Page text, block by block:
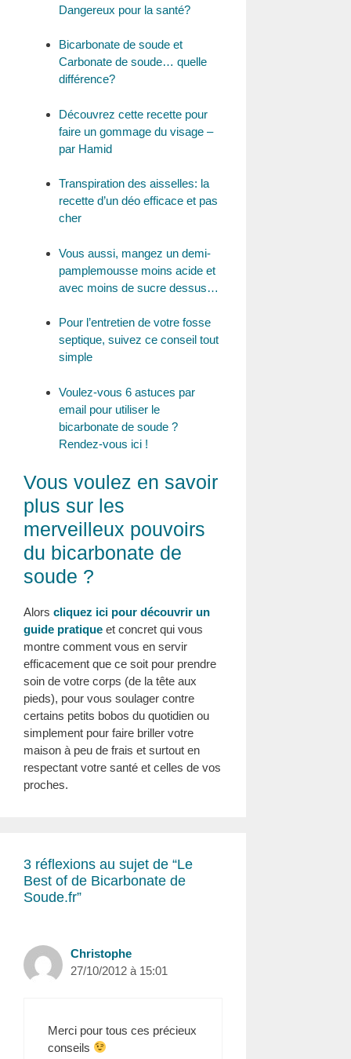
Dangereux pour la santé?
Bicarbonate de soude et
Carbonate de soude… quelle
différence?
Découvrez cette recette pour
faire un gommage du visage –
par Hamid
Transpiration des aisselles: la
recette d’un déo efficace et pas
cher
Vous aussi, mangez un demi-
pamplemousse moins acide et
avec moins de sucre dessus…
Pour l’entretien de votre fosse
septique, suivez ce conseil tout
simple
Voulez-vous 6 astuces par
email pour utiliser le
bicarbonate de soude ?
Rendez-vous ici !
Vous voulez en savoir
plus sur les
merveilleux pouvoirs
du bicarbonate de
soude ?
Alors cliquez ici pour découvrir un
guide pratique et concret qui vous
montre comment vous en servir
efficacement que ce soit pour prendre
soin de votre corps (de la tête aux
pieds), pour vous soulager contre
certains petits bobos du quotidien ou
simplement pour faire briller votre
maison à peu de frais et surtout en
respectant votre santé et celles de vos
proches.
3 réflexions au sujet de “Le
Best of de Bicarbonate de
Soude.fr”
Christophe
27/10/2012 à 15:01
Merci pour tous ces précieux
conseils